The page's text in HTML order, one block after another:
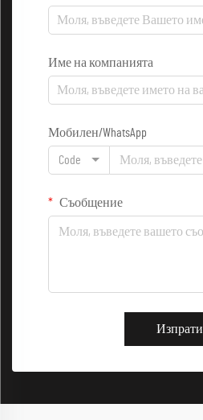
Име на компанията
Мобилен/WhatsApp
Code
Съобщение
Изпрати